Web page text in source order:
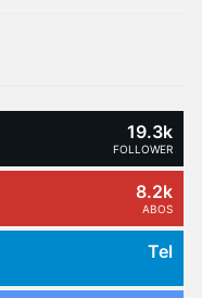
19.3k
FOLLOWER
8.2k
ABOS
Tel